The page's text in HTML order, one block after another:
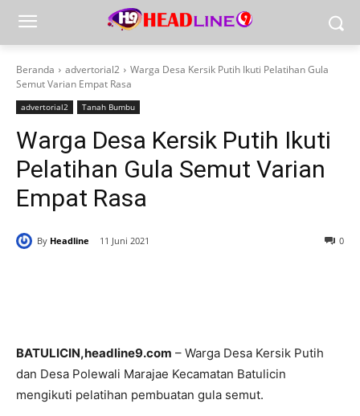
Beranda advertorial2
Warga Desa Kersik Putih Ikuti Pelatihan Gula
Semut Varian Empat Rasa
advertorial2 Tanah Bumbu
Warga Desa Kersik Putih Ikuti
Pelatihan Gula Semut Varian
Empat Rasa
By Headline 11 Juni 2021 0
BATULICIN,headline9.com – Warga Desa Kersik Putih
dan Desa Polewali Marajae Kecamatan Batulicin
mengikuti pelatihan pembuatan gula semut.